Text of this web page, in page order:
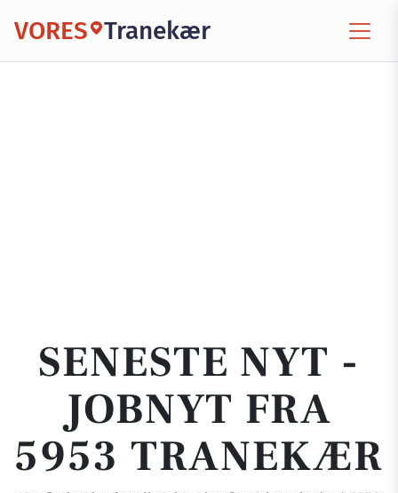
VORES Tranekær
SENESTE NYT -
JOBNYT FRA
5953 TRANEKÆR